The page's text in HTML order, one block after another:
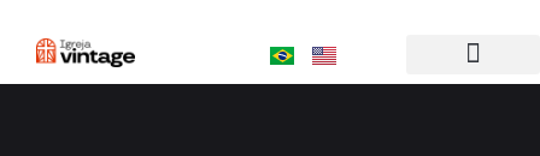
conteúdo